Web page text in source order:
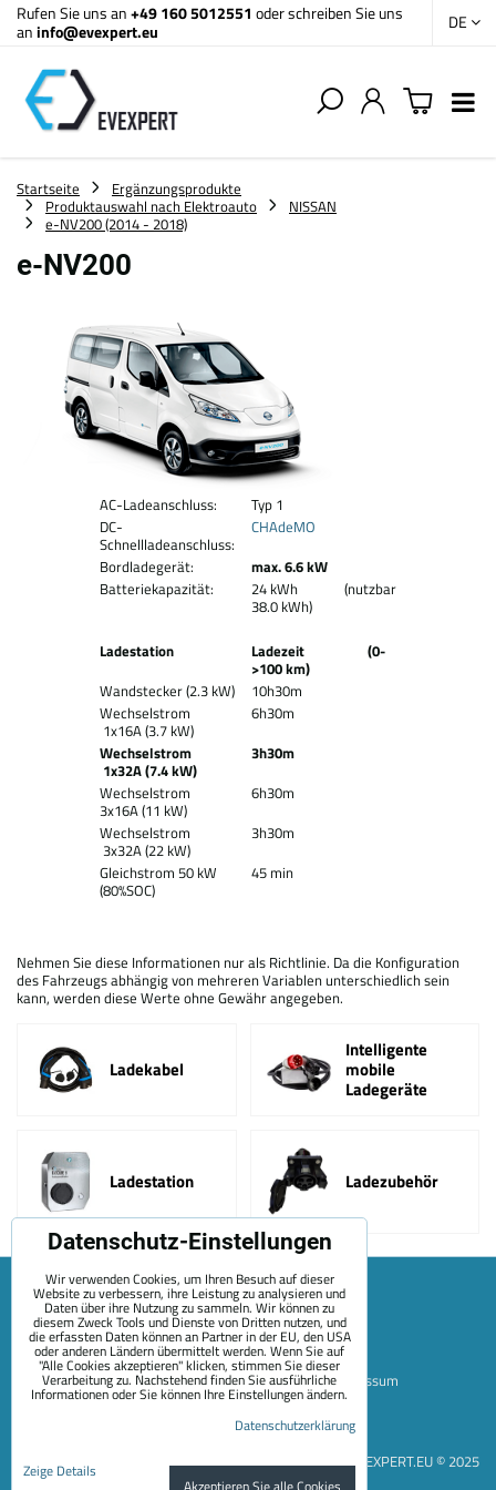
Rufen Sie uns an+49 160 5012551 oder schreiben Sie uns
aninfo@evexpert.eu DE
Startseite
Ergänzungsprodukte
Produktauswahl nach Elektroauto
NISSAN
e-NV200 (2014 - 2018)
e-NV200
AC-Ladeanschluss:
Typ 1
DC-
Schnellladeanschluss:
CHAdeMO
Bordladegerät:
max. 6.6 kW
Batteriekapazität:
24 kWh (nutzbar
38.0 kWh)
Ladestation
Ladezeit (0-
>100 km)
Wandstecker (2.3 kW)
10h30m
Wechselstrom
1x16A (3.7 kW)
6h30m
Wechselstrom
1x32A (7.4 kW)
3h30m
Wechselstrom
3x16A (11 kW)
6h30m
Wechselstrom
3x32A (22 kW)
3h30m
Gleichstrom 50 kW
(80%SOC)
45 min
Nehmen Sie diese Informationen nur als Richtlinie. Da die Konfiguration
des Fahrzeugs abhängig von mehreren Variablen unterschiedlich sein
kann, werden diese Werte ohne Gewähr angegeben.
Ladekabel
Intelligente
mobile
Ladegeräte
Ladestation Ladezubehör
Sitemap Allgemeine Geschäftsbedingungen
Impressum
EVEXPERT.EU © 2025
Datenschutz-Einstellungen
Wir verwenden Cookies, um Ihren Besuch auf dieser
Website zu verbessern, ihre Leistung zu analysieren und
Daten über ihre Nutzung zu sammeln. Wir können zu
diesem Zweck Tools und Dienste von Dritten nutzen, und
die erfassten Daten können an Partner in der EU, den USA
oder anderen Ländern übermittelt werden. Wenn Sie auf
"Alle Cookies akzeptieren" klicken, stimmen Sie dieser
Verarbeitung zu. Nachstehend finden Sie ausführliche
Informationen oder Sie können Ihre Einstellungen ändern.
Datenschutzerklärung
Zeige Details